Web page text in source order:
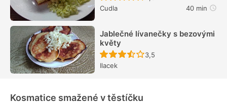
Cudla
40 min
Jablečné lívanečky s bezovými
květy
Recept ještě nebyl
3,5
Ilacek
Kosmatice smažené v těstíčku